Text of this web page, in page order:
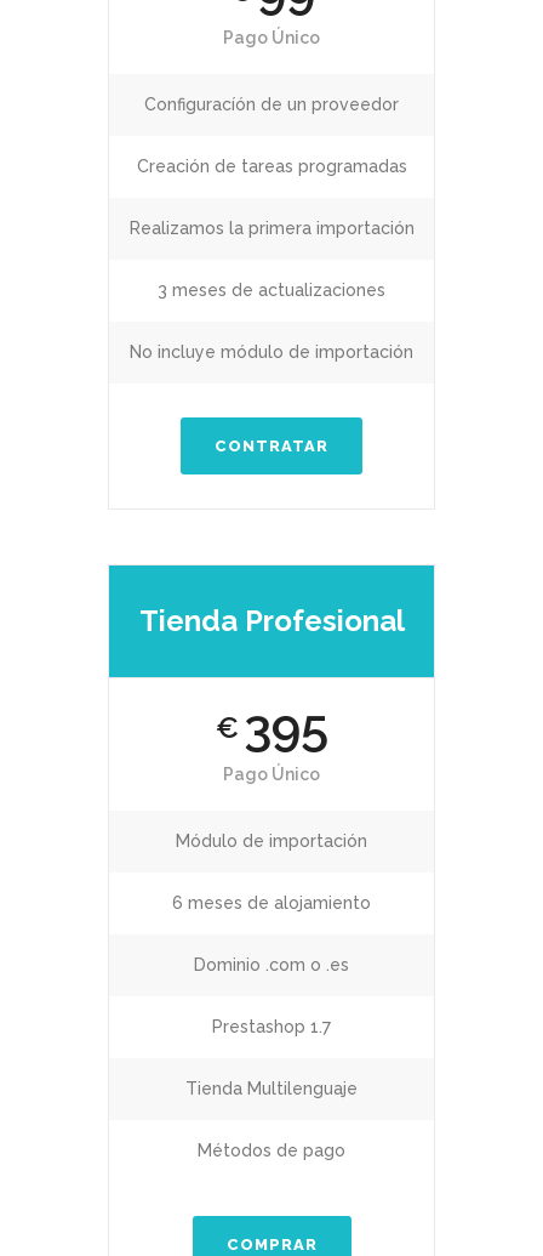
Pago Único
Configuracíón de un proveedor
Creación de tareas programadas
Realizamos la primera importación
3 meses de actualizaciones
No incluye módulo de importación
CONTRATAR
Tienda Profesional
€ 395
Pago Único
Módulo de importación
6 meses de alojamiento
Dominio .com o .es
Prestashop 1.7
Tienda Multilenguaje
Métodos de pago
COMPRAR